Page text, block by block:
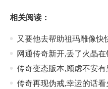
相关阅读：
又要他去帮助祖玛雕像快
网通传奇新开,丢了火晶
传奇变态版本,顾虑不安
传奇再现伪戒,幸运的话